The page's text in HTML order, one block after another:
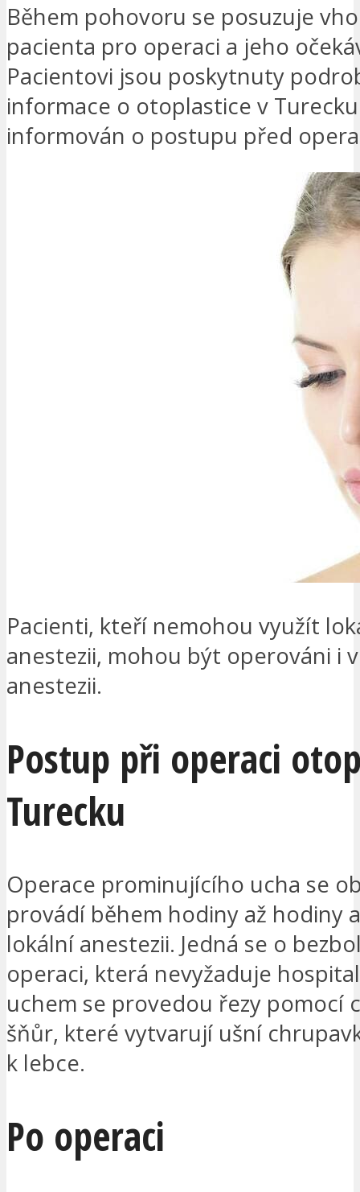
Během pohovoru se posuzuje
pacienta pro operaci a jeho
Pacientovi jsou poskytnuty
informace o otoplastice v
informován o postupu před
Pacienti, kteří nemohou využít
anestezii, mohou být operováni i
anestezii.
Postup při operaci
Turecku
Operace prominujícího ucha se
provádí během hodiny až hodiny
lokální anestezii. Jedná se o
operaci, která nevyžaduje
uchem se provedou řezy pomocí
šňůr, které vytvarují ušní
k lebce.
Po operaci